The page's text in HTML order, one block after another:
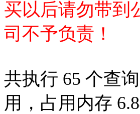
买以后请勿带到
司不予负责！
共执行 65 个查
用，占用内存